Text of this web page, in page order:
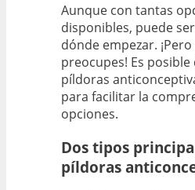
Aunque con tantas
disponibles, puede
dónde empezar.
preocupes! Es posible
píldoras
para facilitar la
opciones.
Dos tipos
píldoras